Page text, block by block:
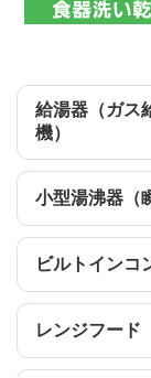
給湯器（ガス
機）
小型湯沸器（
ビルトインコ
レンジフード